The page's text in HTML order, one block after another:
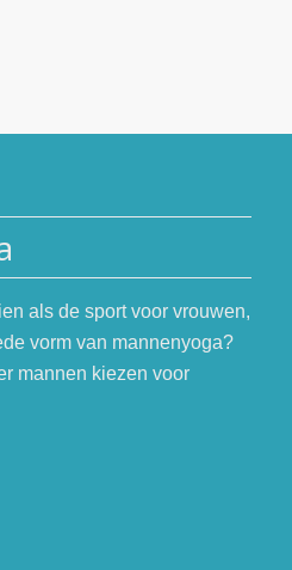
als de sport voor vrouwen,
vorm van mannenyoga?
mannen kiezen voor